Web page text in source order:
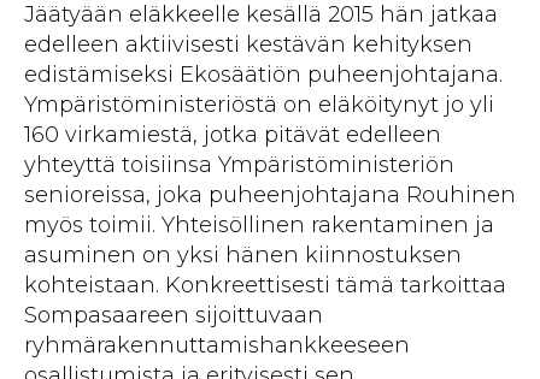
Jäätyään eläkkeelle kesällä 2015 hän jatkaa
edelleen aktiivisesti kestävän kehityksen
edistämiseksi Ekosäätiön puheenjohtajana.
Ympäristöministeriöstä on eläköitynyt jo yli
160 virkamiestä, jotka pitävät edelleen
yhteyttä toisiinsa Ympäristöministeriön
senioreissa, joka puheenjohtajana Rouhinen
myös toimii. Yhteisöllinen rakentaminen ja
asuminen on yksi hänen kiinnostuksen
kohteistaan. Konkreettisesti tämä tarkoittaa
Sompasaareen sijoittuvaan
ryhmärakennuttamishankkeeseen